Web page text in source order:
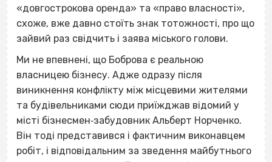
«довгострокова оренда» та «право власності»,
схоже, вже давно стоїть знак тотожності, про що
зайвий раз свідчить і заява міського голови.
Ми не впевнені, що Боброва є реальною
власницею бізнесу. Адже одразу після
виникнення конфлікту між місцевими жителями
та будівельниками сюди приїжджав відомий у
місті бізнесмен‐забудовник Альберт Норченко.
Він тоді представився і фактичним виконавцем
робіт, і відповідальним за зведення майбутнього